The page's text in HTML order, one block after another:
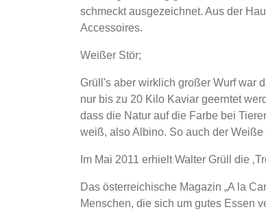
schmeckt ausgezeichnet. Aus der
Accessoires.
Weißer Stör;
Grüll's aber wirklich großer Wurf war
nur bis zu 20 Kilo Kaviar geerntet
dass die Natur auf die Farbe bei
weiß, also Albino. So auch der Weiße
Im Mai 2011 erhielt Walter Grüll die
Das österreichische Magazin „A la
Menschen, die sich um gutes Essen